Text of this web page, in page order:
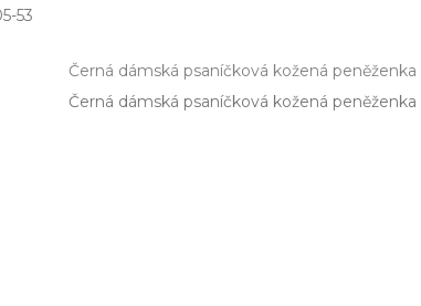
53
Černá dámská psaníčková kožená peněženka
Černá dámská psaníčková kožená peněženka